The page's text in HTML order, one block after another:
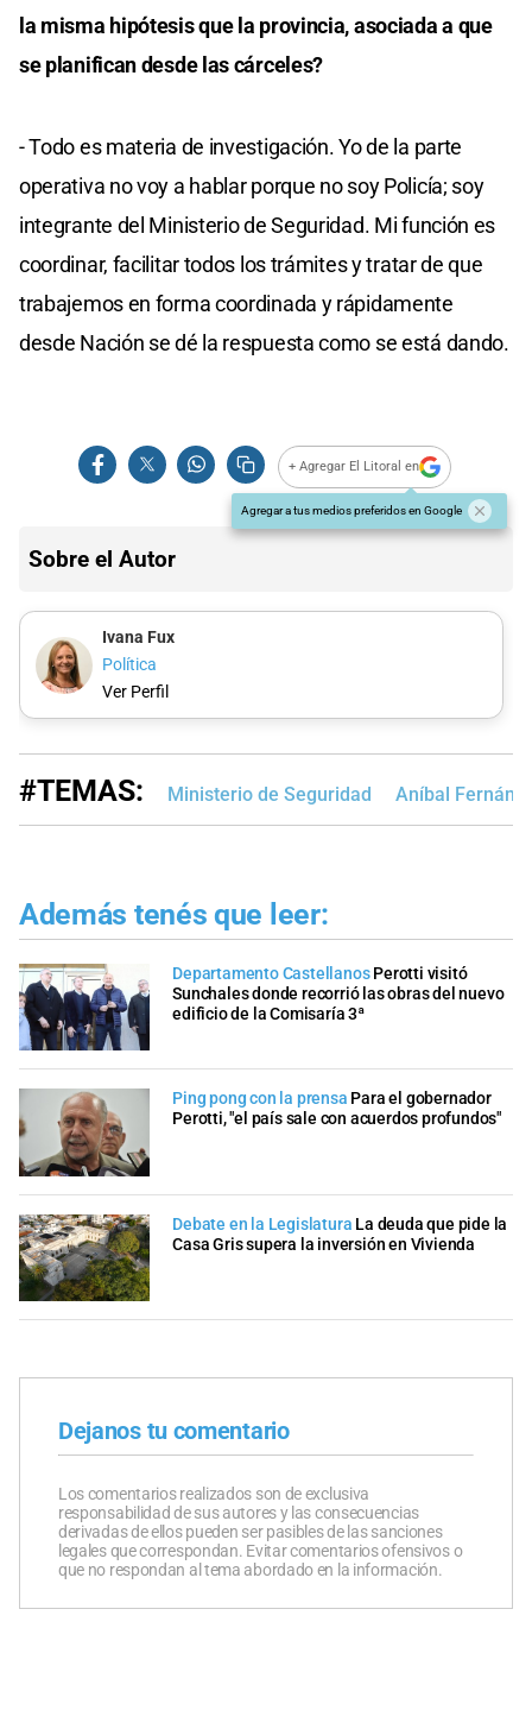
la misma hipótesis que la provincia, asociada a que
se planifican desde las cárceles?
- Todo es materia de investigación. Yo de la parte
operativa no voy a hablar porque no soy Policía; soy
integrante del Ministerio de Seguridad. Mi función es
coordinar, facilitar todos los trámites y tratar de que
trabajemos en forma coordinada y rápidamente
desde Nación se dé la respuesta como se está dando.
+ Agregar El Litoral en
Agregar a tus medios preferidos en Google
Sobre el Autor
Ivana Fux
Política
Ver Perfil
#TEMAS: Ministerio de Seguridad Aníbal
Además tenés que leer:
Departamento Castellanos Perotti visitó
Sunchales donde recorrió las obras del nuevo
edificio de la Comisaría 3ª
Ping pong con la prensa Para el gobernador
Perotti, "el país sale con acuerdos profundos"
Debate en la Legislatura La deuda que pide la
Casa Gris supera la inversión en Vivienda
Dejanos tu comentario
Los comentarios realizados son de exclusiva
responsabilidad de sus autores y las consecuencias
derivadas de ellos pueden ser pasibles de las sanciones
legales que correspondan. Evitar comentarios ofensivos o
que no respondan al tema abordado en la información.